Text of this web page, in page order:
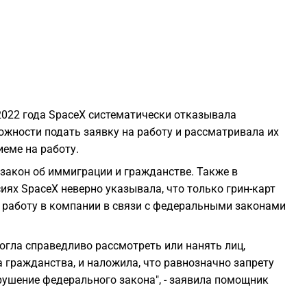
года SpaceX систематически отказывала
подать заявку на работу и рассматривала их
на работу.
об иммиграции и гражданстве. Также в
SpaceX неверно указывала, что только грин-карт
в компании в связи с федеральными законами
справедливо рассмотреть или нанять лиц,
и наложила, что равнозначно запрету
федерального закона", - заявила помощник